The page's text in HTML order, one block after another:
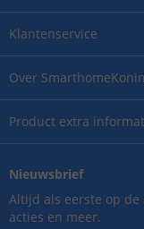
Over
Product extra
Klantenservice
Nieuwsbrief
Altijd als eerste op de
acties en meer.